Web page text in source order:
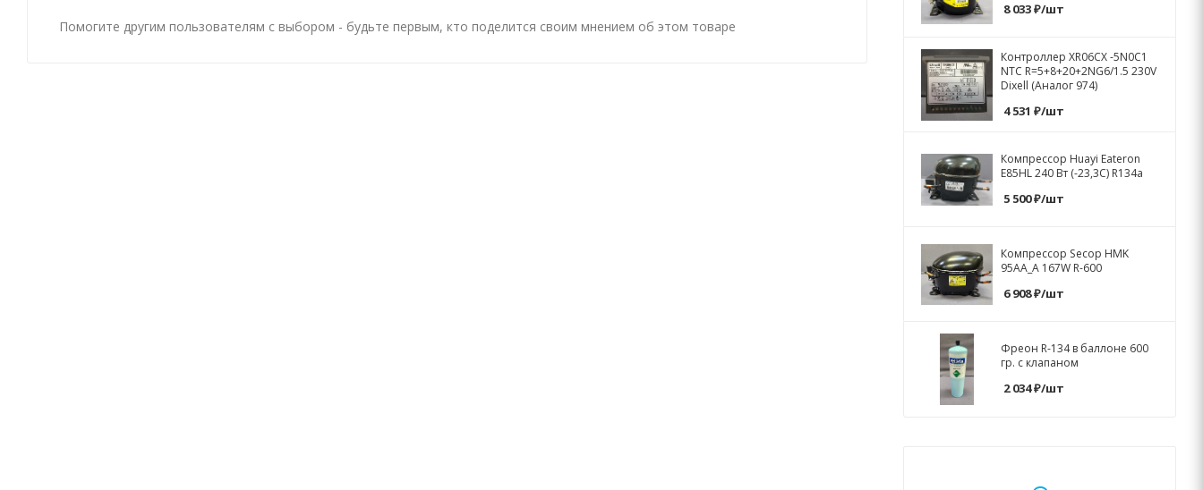
Помогите другим пользователям с выбором - будьте первым, кто поделится своим мнением об этом товаре
8 033₽/шт
Контроллер XR06CX -5N0C1
NTC R=5+8+20+2NG6/1.5 230V
Dixell (Аналог 974)
4 531 ₽/шт
Компрессор Huayi Eateron
E85HL 240 Вт (-23,3C) R134a
5 500₽/шт
Компрессор Secop HMK
95AA_A 167W R-600
6 908₽/шт
Фреон R-134 в баллоне 600
гр. с клапаном
2 034₽/шт